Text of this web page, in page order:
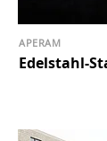
Edelstahl-
APERAM